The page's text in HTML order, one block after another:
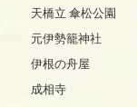
天橋立 傘松公園
元伊勢籠神社
伊根の舟屋
成相寺